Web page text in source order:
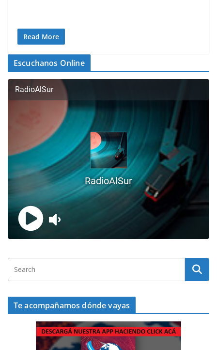
Read More
Escuchanos Online
Te acompañamos dónde vayas